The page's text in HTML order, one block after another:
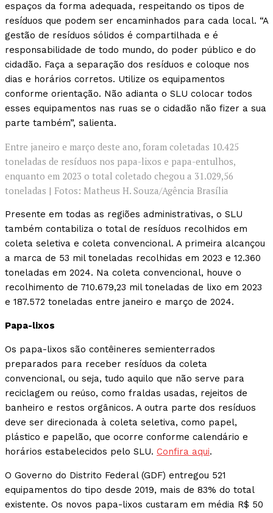
espaços da forma adequada, respeitando os tipos de
resíduos que podem ser encaminhados para cada local. “A
gestão de resíduos sólidos é compartilhada e é
responsabilidade de todo mundo, do poder público e do
cidadão. Faça a separação dos resíduos e coloque nos
dias e horários corretos. Utilize os equipamentos
conforme orientação. Não adianta o SLU colocar todos
esses equipamentos nas ruas se o cidadão não fizer a sua
parte também”, salienta.
Entre janeiro e março deste ano, foram coletadas 10.425
toneladas de resíduos nos papa-lixos e papa-entulhos,
enquanto em 2023 o total coletado chegou a 31.029,56
toneladas | Fotos: Matheus H. Souza/Agência Brasília
Presente em todas as regiões administrativas, o SLU
também contabiliza o total de resíduos recolhidos em
coleta seletiva e coleta convencional. A primeira alcançou
a marca de 53 mil toneladas recolhidas em 2023 e 12.360
toneladas em 2024. Na coleta convencional, houve o
recolhimento de 710.679,23 mil toneladas de lixo em 2023
e 187.572 toneladas entre janeiro e março de 2024.
Papa-lixos
Os papa-lixos são contêineres semienterrados
preparados para receber resíduos da coleta
convencional, ou seja, tudo aquilo que não serve para
reciclagem ou reúso, como fraldas usadas, rejeitos de
banheiro e restos orgânicos. A outra parte dos resíduos
deve ser direcionada à coleta seletiva, como papel,
plástico e papelão, que ocorre conforme calendário e
horários estabelecidos pelo SLU. Confira aqui.
O Governo do Distrito Federal (GDF) entregou 521
equipamentos do tipo desde 2019, mais de 83% do total
existente. Os novos papa-lixos custaram em média R$ 50